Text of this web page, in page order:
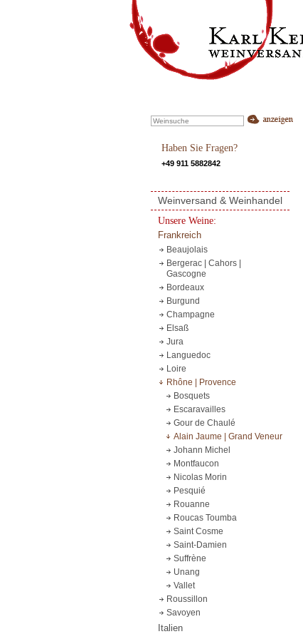
Haben Sie Fragen?
+49 911 5882842
Weinversand & Weinhandel
Unsere Weine:
Frankreich
Beaujolais
Bergerac | Cahors |
Gascogne
Bordeaux
Burgund
Champagne
Elsaß
Jura
Languedoc
Loire
Rhône | Provence
Bosquets
Escaravailles
Gour de Chaulé
Alain Jaume | Grand Veneur
Johann Michel
Montfaucon
Nicolas Morin
Pesquié
Rouanne
Roucas Toumba
Saint Cosme
Saint-Damien
Suffrène
Unang
Vallet
Roussillon
Savoyen
Italien